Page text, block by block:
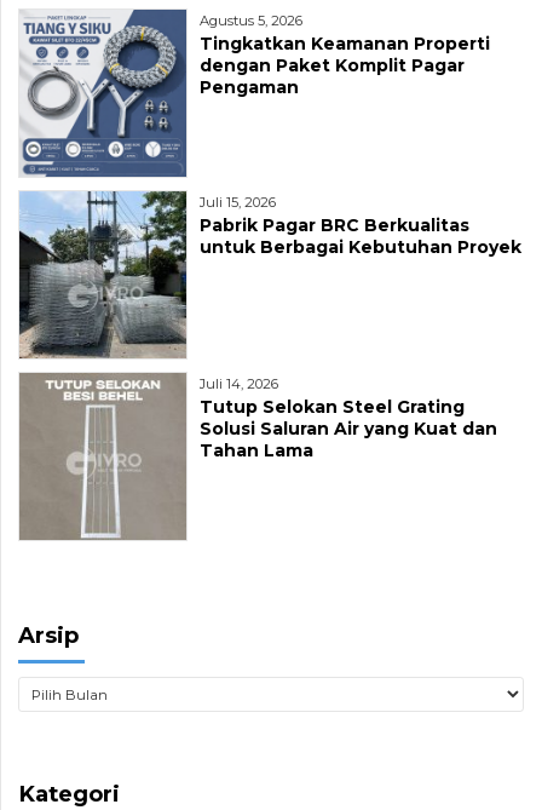
Agustus 5, 2026
Tingkatkan Keamanan Properti
dengan Paket Komplit Pagar
Pengaman
Juli 15, 2026
Pabrik Pagar BRC Berkualitas
untuk Berbagai Kebutuhan Proyek
Juli 14, 2026
Tutup Selokan Steel Grating
Solusi Saluran Air yang Kuat dan
Tahan Lama
Arsip
Kategori